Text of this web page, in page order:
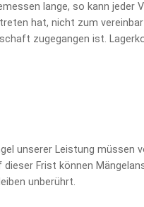
lange, so kann
hat, nicht zum
zugegangen ist.
unserer Leistung müssen
dieser Frist können
unberührt.